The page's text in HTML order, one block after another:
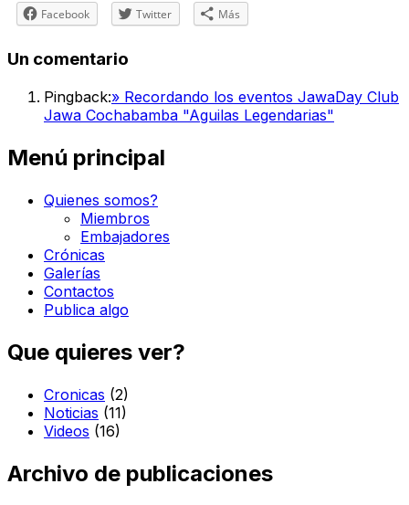
Facebook Twitter Más
Un comentario
Pingback:» Recordando los eventos JawaDay Club
Jawa Cochabamba "Aguilas Legendarias"
Menú principal
Quienes somos?
Miembros
Embajadores
Crónicas
Galerías
Contactos
Publica algo
Que quieres ver?
Cronicas (2)
Noticias (11)
Videos (16)
Archivo de publicaciones